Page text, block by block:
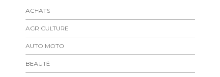
ACHATS
AGRICULTURE
AUTO MOTO
BEAUTÉ